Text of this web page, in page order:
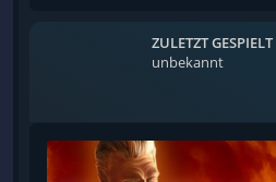
ZULETZT GESPIELT
unbekannt